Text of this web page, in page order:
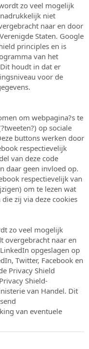
zo veel mogelijk
niet
naar en door
Staten. Google
principles en is
van het
houdt in dat er
voor de
om webpagina?s te
op sociale
buttons werken door
respectievelijk
van deze code
daar geen invloed op.
respectievelijk van
om te lezen wat
zij via deze cookies
zo veel mogelijk
overgebracht naar en
opgeslagen op
Twitter, Facebook en
Privacy Shield
Shield-
van Handel. Dit
van eventuele